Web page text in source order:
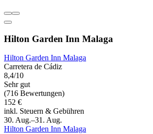
Hilton Garden Inn Malaga
Hilton Garden Inn Malaga
Carretera de Cádiz
8,4/10
Sehr gut
(716 Bewertungen)
152 €
inkl. Steuern & Gebühren
30. Aug.–31. Aug.
Hilton Garden Inn Malaga